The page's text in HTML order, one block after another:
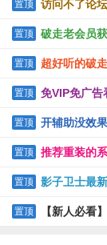
置顶 访问不了论
置顶 破走老会员
置顶 超好听的破
置顶 免VIP免广告
置顶 开辅助没效
置顶 推荐重装的
软件)
置顶 影子卫士最
保护电脑
置顶 【新人必看